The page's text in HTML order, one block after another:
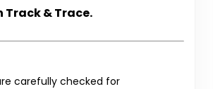
& Trace.
carefully checked for